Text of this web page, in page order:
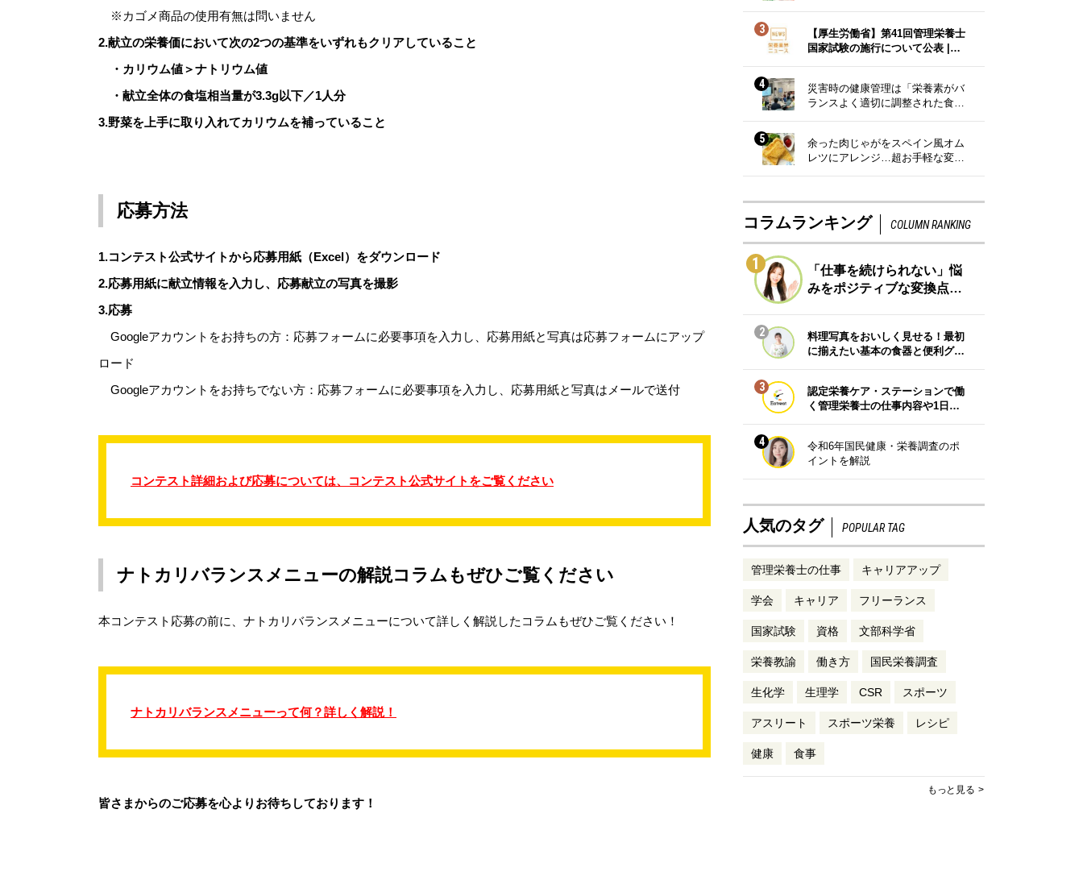
※カゴメ商品の使用有無は問いません
2.献立の栄養価において次の2つの基準をいずれもクリアしていること
・カリウム値＞ナトリウム値
・献立全体の食塩相当量が3.3g以下／1人分
3.野菜を上手に取り入れてカリウムを補っていること
応募方法
1.コンテスト公式サイトから応募用紙（Excel）をダウンロード
2.応募用紙に献立情報を入力し、応募献立の写真を撮影
3.応募
Googleアカウントをお持ちの方：応募フォームに必要事項を入力し、応募用紙と写真は応募フォームにアップ
ロード
Googleアカウントをお持ちでない方：応募フォームに必要事項を入力し、応募用紙と写真はメールで送付
コンテスト詳細および応募については、コンテスト公式サイトをご覧ください
ナトカリバランスメニューの解説コラムもぜひご覧ください
本コンテスト応募の前に、ナトカリバランスメニューについて詳しく解説したコラムもぜひご覧ください！
ナトカリバランスメニューって何？詳しく解説！
皆さまからのご応募を心よりお待ちしております！
3
【厚生労働省】第41回管理栄養士
国家試験の施行について公表 |…
4
災害時の健康管理は「栄養素がバ
ランスよく適切に調整された食…
5
余った肉じゃがをスペイン風オム
レツにアレンジ…超お手軽な変…
コラムランキング COLUMN RANKING
1
「仕事を続けられない」悩
みをポジティブな変換点…
2
料理写真をおいしく見せる！最初
に揃えたい基本の食器と便利グ…
3
認定栄養ケア・ステーションで働
く管理栄養士の仕事内容や1日…
4
令和6年国民健康・栄養調査のポ
イントを解説
人気のタグ POPULAR TAG
管理栄養士の仕事 キャリアアップ
学会 キャリア フリーランス
国家試験 資格 文部科学省
栄養教諭 働き方 国民栄養調査
生化学 生理学 CSR スポーツ
アスリート スポーツ栄養 レシピ
健康 食事
もっと見る